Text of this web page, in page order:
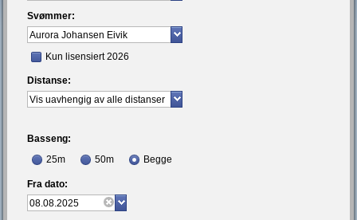
Svømmer:
Kun lisensiert 2026
Distanse:
Basseng:
25m
50m Begge
Fra dato: